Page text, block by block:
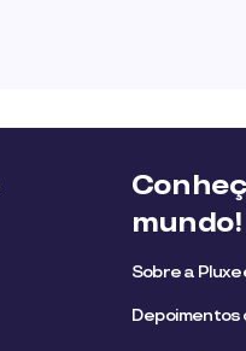
mundo!
Sobre a
Depoimentos